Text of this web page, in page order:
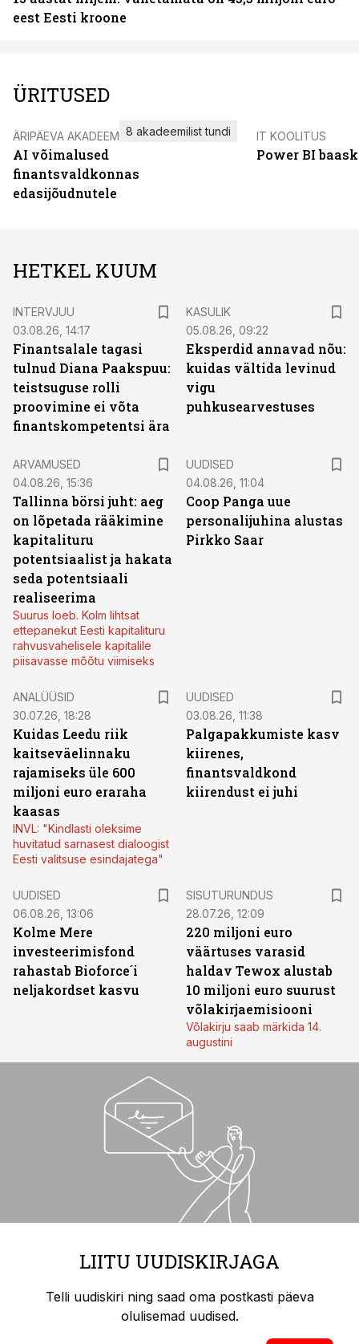
eest Eesti kroone
ÜRITUSED
ÄRIPÄEVA AKADEEMIA
AI võimalused
finantsvaldkonnas
edasijõudnutele
8 akadeemilist tundi IT KOOLITUS
Power BI
HETKEL KUUM
INTERVJUU
03.08.26, 14:17
Finantsalale tagasi
tulnud Diana Paakspuu:
teistsuguse rolli
proovimine ei võta
finantskompetentsi ära
KASULIK
05.08.26, 09:22
Eksperdid annavad nõu:
kuidas vältida levinud
vigu
puhkusearvestuses
ARVAMUSED
04.08.26, 15:36
Tallinna börsi juht: aeg
on lõpetada rääkimine
kapitalituru
potentsiaalist ja hakata
seda potentsiaali
realiseerima
Suurus loeb. Kolm lihtsat
ettepanekut Eesti kapitalituru
rahvusvahelisele kapitalile
piisavasse mõõtu viimiseks
UUDISED
04.08.26, 11:04
Coop Panga uue
personalijuhina alustas
Pirkko Saar
ANALÜÜSID
30.07.26, 18:28
Kuidas Leedu riik
kaitseväelinnaku
rajamiseks üle 600
miljoni euro eraraha
kaasas
INVL: "Kindlasti oleksime
huvitatud sarnasest dialoogist
Eesti valitsuse esindajatega"
UUDISED
03.08.26, 11:38
Palgapakkumiste kasv
kiirenes,
finantsvaldkond
kiirendust ei juhi
UUDISED
06.08.26, 13:06
Kolme Mere
investeerimisfond
rahastab Bioforce´i
neljakordset kasvu
SISUTURUNDUS
28.07.26, 12:09
220 miljoni euro
väärtuses varasid
haldav Tewox alustab
10 miljoni euro suurust
võlakirjaemisiooni
Võlakirju saab märkida 14.
augustini
LIITU UUDISKIRJAGA
Telli uudiskiri ning saad oma postkasti päeva
olulisemad uudised.